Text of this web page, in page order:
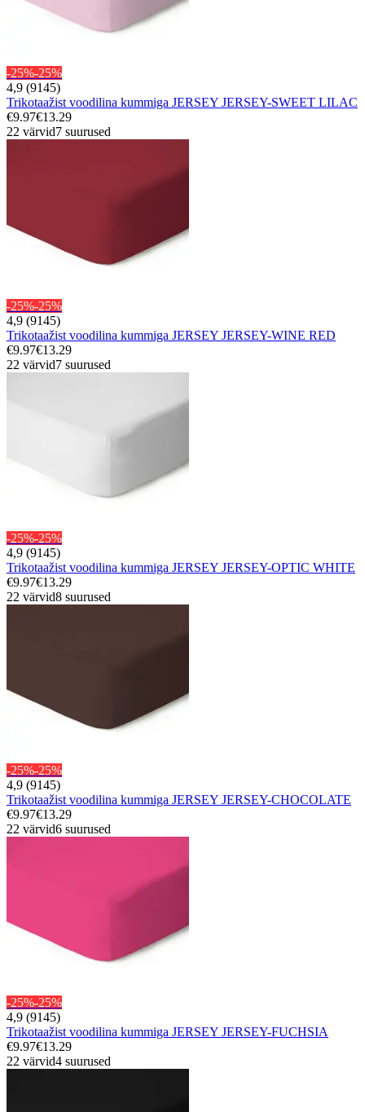
-25%-25%
4,9 (9145)
Trikotaažist voodilina kummiga JERSEY JERSEY-SWEET LILAC
€9.97€13.29
22 värvid7 suurused
-25%-25%
4,9 (9145)
Trikotaažist voodilina kummiga JERSEY JERSEY-WINE RED
€9.97€13.29
22 värvid7 suurused
-25%-25%
4,9 (9145)
Trikotaažist voodilina kummiga JERSEY JERSEY-OPTIC WHITE
€9.97€13.29
22 värvid8 suurused
-25%-25%
4,9 (9145)
Trikotaažist voodilina kummiga JERSEY JERSEY-CHOCOLATE
€9.97€13.29
22 värvid6 suurused
-25%-25%
4,9 (9145)
Trikotaažist voodilina kummiga JERSEY JERSEY-FUCHSIA
€9.97€13.29
22 värvid4 suurused